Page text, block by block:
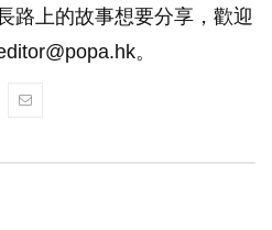
路上的故事想要分享，歡迎
。